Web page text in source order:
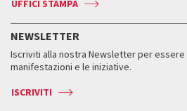
Press
Accrediti
Come raggiungerci
Come raggiungerci
Contatti
Press
Press
Orari e sedi
Biglietti
Servizi al pubblico
Come raggiungerci
ASAC DATI
Storia
Orari e sedi
UFFICI STAMPA
NEWSLETTER
Iscriviti alla nostra Newsletter per
manifestazioni e le iniziative.
ISCRIVITI